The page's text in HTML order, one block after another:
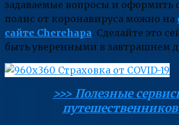
задаваемые вопросы и оформить
полис от коронавируса можно на
сайте Cherehapa. Сделайте это
быть уверенными в завтрашнем
>>> Полезные
путешественников